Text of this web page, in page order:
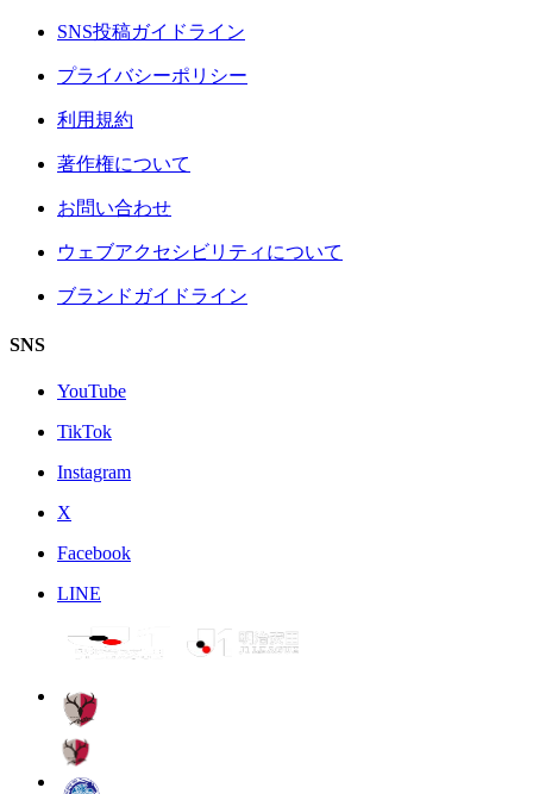
SNS投稿ガイドライン
プライバシーポリシー
利用規約
著作権について
お問い合わせ
ウェブアクセシビリティについて
ブランドガイドライン
SNS
YouTube
TikTok
Instagram
X
Facebook
LINE